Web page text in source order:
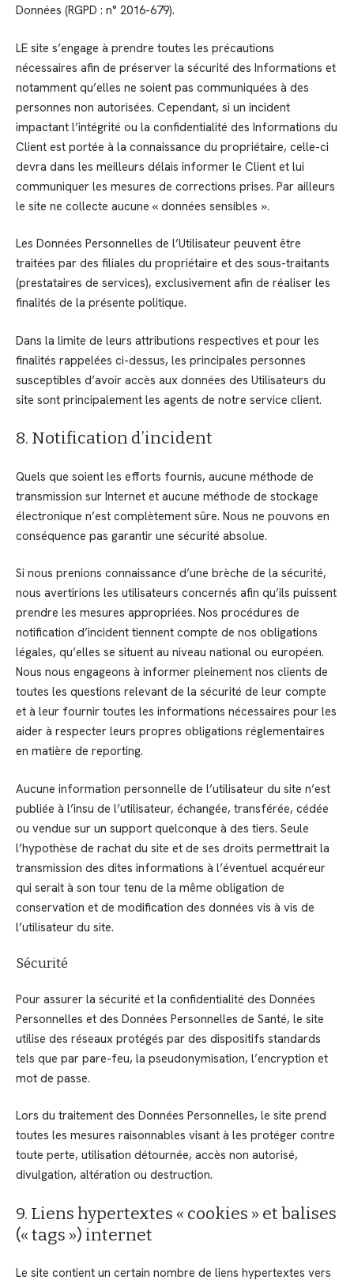
Données (RGPD : n° 2016-679).
LE site s’engage à prendre toutes les précautions
nécessaires afin de préserver la sécurité des Informations et
notamment qu’elles ne soient pas communiquées à des
personnes non autorisées. Cependant, si un incident
impactant l’intégrité ou la confidentialité des Informations du
Client est portée à la connaissance du propriétaire, celle-ci
devra dans les meilleurs délais informer le Client et lui
communiquer les mesures de corrections prises. Par ailleurs
le site ne collecte aucune « données sensibles ».
Les Données Personnelles de l’Utilisateur peuvent être
traitées par des filiales du propriétaire et des sous-traitants
(prestataires de services), exclusivement afin de réaliser les
finalités de la présente politique.
Dans la limite de leurs attributions respectives et pour les
finalités rappelées ci-dessus, les principales personnes
susceptibles d’avoir accès aux données des Utilisateurs du
site sont principalement les agents de notre service client.
8. Notification d’incident
Quels que soient les efforts fournis, aucune méthode de
transmission sur Internet et aucune méthode de stockage
électronique n’est complètement sûre. Nous ne pouvons en
conséquence pas garantir une sécurité absolue.
Si nous prenions connaissance d’une brèche de la sécurité,
nous avertirions les utilisateurs concernés afin qu’ils puissent
prendre les mesures appropriées. Nos procédures de
notification d’incident tiennent compte de nos obligations
légales, qu’elles se situent au niveau national ou européen.
Nous nous engageons à informer pleinement nos clients de
toutes les questions relevant de la sécurité de leur compte
et à leur fournir toutes les informations nécessaires pour les
aider à respecter leurs propres obligations réglementaires
en matière de reporting.
Aucune information personnelle de l’utilisateur du site n’est
publiée à l’insu de l’utilisateur, échangée, transférée, cédée
ou vendue sur un support quelconque à des tiers. Seule
l’hypothèse de rachat du site et de ses droits permettrait la
transmission des dites informations à l’éventuel acquéreur
qui serait à son tour tenu de la même obligation de
conservation et de modification des données vis à vis de
l’utilisateur du site.
Sécurité
Pour assurer la sécurité et la confidentialité des Données
Personnelles et des Données Personnelles de Santé, le site
utilise des réseaux protégés par des dispositifs standards
tels que par pare-feu, la pseudonymisation, l’encryption et
mot de passe.
Lors du traitement des Données Personnelles, le site prend
toutes les mesures raisonnables visant à les protéger contre
toute perte, utilisation détournée, accès non autorisé,
divulgation, altération ou destruction.
9. Liens hypertextes « cookies » et balises
(« tags ») internet
Le site contient un certain nombre de liens hypertextes vers